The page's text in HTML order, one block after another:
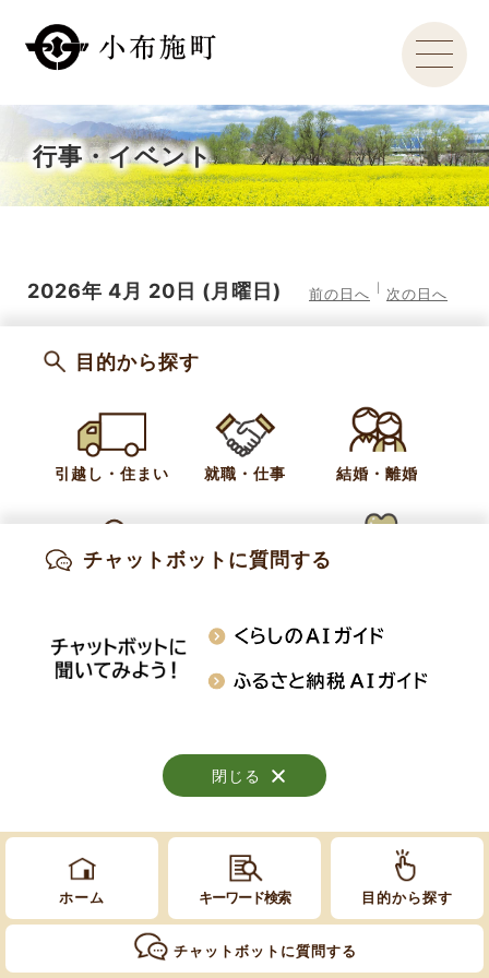
行事・イベント
2026年 4月 20日 (月曜日) 前の日へ 次の日へ
ホーム キーワード検索 目的から探す
チャットボットに質問する
知りたい情報を検索
閉じる
目的から探す
引越し・住まい 就職・仕事 結婚・離婚
閉じる
チャットボットに質問する
閉じる